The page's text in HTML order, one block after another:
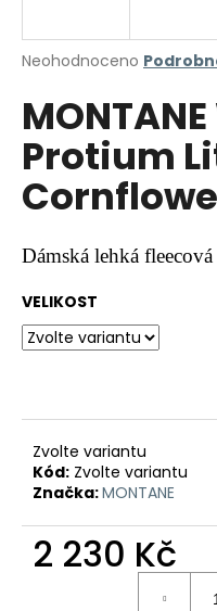
Průměrné
produktu
je
0,0
5
hvězdiček.
Neohodnoceno
Protium
Dámská lehká
VELIKOST
Zvolte variantu
Kód: Zvolte variantu
Značka:MONTANE
2 230 Kč
j
t
?
D
o
u
č